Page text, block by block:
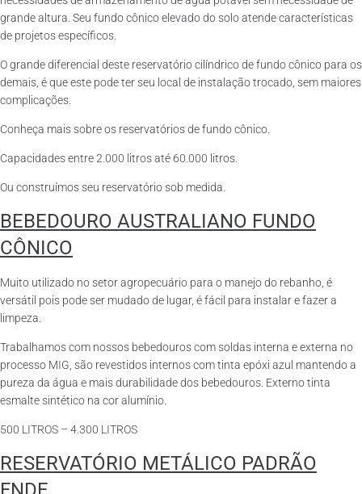
grande altura. Seu fundo cônico elevado do solo atende características
de projetos específicos.
O grande diferencial deste reservatório cilíndrico de fundo cônico para os
demais, é que este pode ter seu local de instalação trocado, sem maiores
complicações.
Conheça mais sobre os reservatórios de fundo cônico.
Capacidades entre 2.000 litros até 60.000 litros.
Ou construímos seu reservatório sob medida.
BEBEDOURO AUSTRALIANO FUNDO
CÔNICO
Muito utilizado no setor agropecuário para o manejo do rebanho, é
versátil pois pode ser mudado de lugar, é fácil para instalar e fazer a
limpeza.
Trabalhamos com nossos bebedouros com soldas interna e externa no
processo MIG, são revestidos internos com tinta epóxi azul mantendo a
pureza da água e mais durabilidade dos bebedouros. Externo tinta
esmalte sintético na cor alumínio.
500 LITROS – 4.300 LITROS
RESERVATÓRIO METÁLICO PADRÃO